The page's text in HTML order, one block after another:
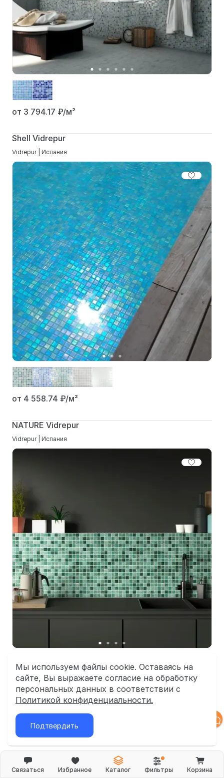
Мы используем файлы cookie. Оставаясь на
сайте, Вы выражаете согласие на обработку
персональных данных в соответствии с
Политикой конфиденциальности.
Подтвердить
от 3 794.17 ₽/м²
Shell Vidrepur
Vidrepur | Испания
от 4 558.74 ₽/м²
NATURE Vidrepur
Vidrepur | Испания
от 4 611.68 ₽/м²
Показать еще 1 коллекция
Связаться Избранное Каталог Фильтры Корзина